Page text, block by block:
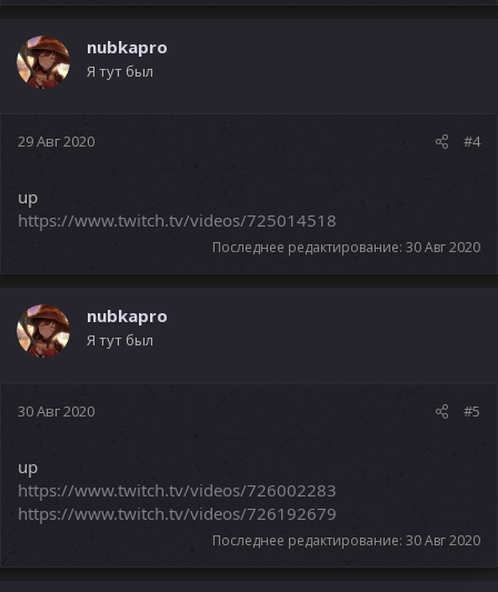
nubkapro
Я тут был
29 Авг 2020 #4
up
https://www.twitch.tv/videos/725014518
Последнее редактирование: 30 Авг 2020
nubkapro
Я тут был
30 Авг 2020 #5
up
https://www.twitch.tv/videos/726002283
https://www.twitch.tv/videos/726192679
Последнее редактирование: 30 Авг 2020